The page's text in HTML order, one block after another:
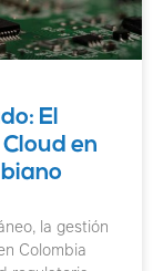
El
en
la gestión
Colombia